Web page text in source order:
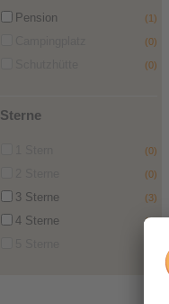
Pension (1)
(0)
(0)
Sterne
(0)
(0)
3 Sterne (3)
4 Sterne (2)